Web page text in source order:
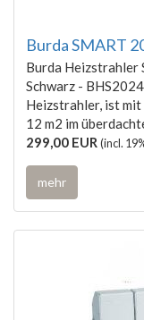
Burda SMART
Burda Heizstrahler
Schwarz -
Heizstrahler, ist
12 m2 im
299,00 EUR(incl.
mehr